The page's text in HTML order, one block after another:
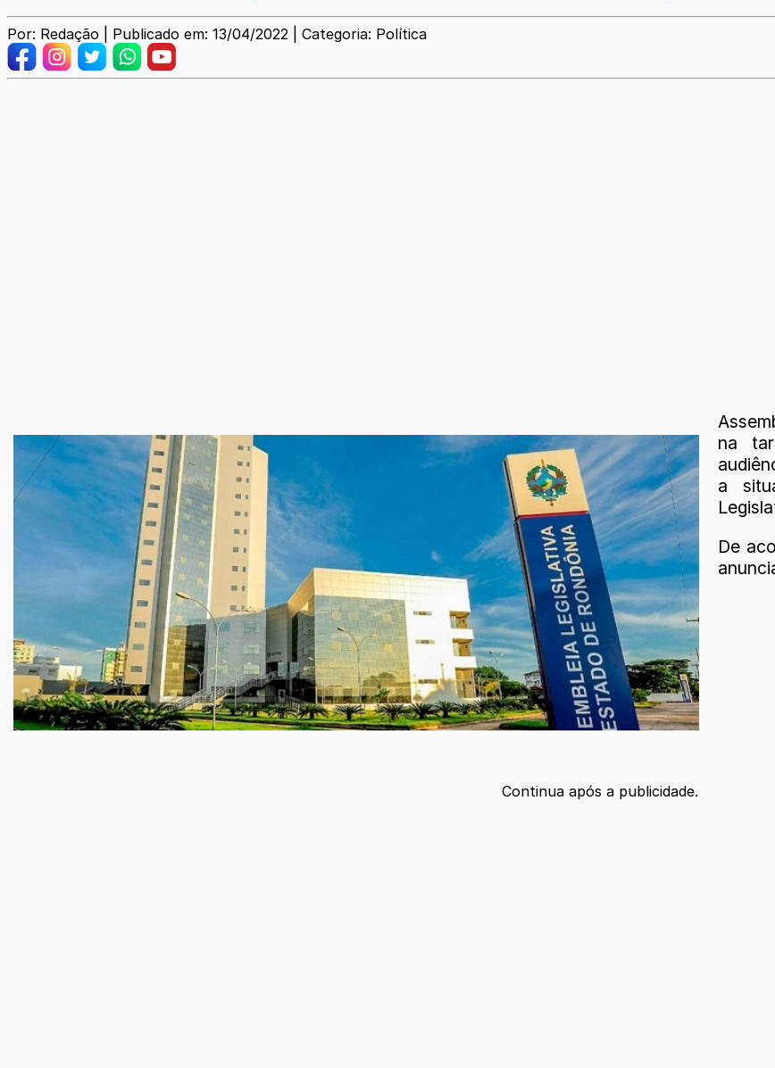
Por: Redação | Publicado em: 13/04/2022 | Categoria: Política
na
a
De
Continua após a publicidade.